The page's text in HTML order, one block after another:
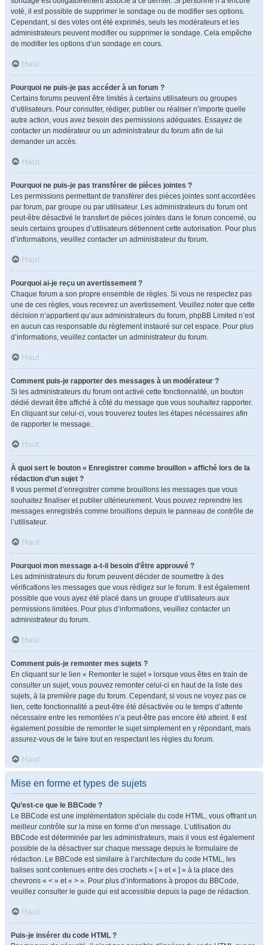
voté, il est possible de supprimer le sondage ou de modifier ses options.
Cependant, si des votes ont été exprimés, seuls les modérateurs et les
administrateurs peuvent modifier ou supprimer le sondage. Cela empêche
de modifier les options d’un sondage en cours.
Haut
Pourquoi ne puis-je pas accéder à un forum ?
Certains forums peuvent être limités à certains utilisateurs ou groupes
d’utilisateurs. Pour consulter, rédiger, publier ou réaliser n’importe quelle
autre action, vous avez besoin des permissions adéquates. Essayez de
contacter un modérateur ou un administrateur du forum afin de lui
demander un accès.
Haut
Pourquoi ne puis-je pas transférer de pièces jointes ?
Les permissions permettant de transférer des pièces jointes sont accordées
par forum, par groupe ou par utilisateur. Les administrateurs du forum ont
peut-être désactivé le transfert de pièces jointes dans le forum concerné, ou
seuls certains groupes d’utilisateurs détiennent cette autorisation. Pour plus
d’informations, veuillez contacter un administrateur du forum.
Haut
Pourquoi ai-je reçu un avertissement ?
Chaque forum a son propre ensemble de règles. Si vous ne respectez pas
une de ces règles, vous recevrez un avertissement. Veuillez noter que cette
décision n’appartient qu’aux administrateurs du forum, phpBB Limited n’est
en aucun cas responsable du règlement instauré sur cet espace. Pour plus
d’informations, veuillez contacter un administrateur du forum.
Haut
Comment puis-je rapporter des messages à un modérateur ?
Si les administrateurs du forum ont activé cette fonctionnalité, un bouton
dédié devrait être affiché à côté du message que vous souhaitez rapporter.
En cliquant sur celui-ci, vous trouverez toutes les étapes nécessaires afin
de rapporter le message.
Haut
À quoi sert le bouton « Enregistrer comme brouillon » affiché lors de la
rédaction d’un sujet ?
Il vous permet d’enregistrer comme brouillons les messages que vous
souhaitez finaliser et publier ultérieurement. Vous pouvez reprendre les
messages enregistrés comme brouillons depuis le panneau de contrôle de
l’utilisateur.
Haut
Pourquoi mon message a-t-il besoin d’être approuvé ?
Les administrateurs du forum peuvent décider de soumettre à des
vérifications les messages que vous rédigez sur le forum. Il est également
possible que vous ayez été placé dans un groupe d’utilisateurs aux
permissions limitées. Pour plus d’informations, veuillez contacter un
administrateur du forum.
Haut
Comment puis-je remonter mes sujets ?
En cliquant sur le lien « Remonter le sujet » lorsque vous êtes en train de
consulter un sujet, vous pouvez remonter celui-ci en haut de la liste des
sujets, à la première page du forum. Cependant, si vous ne voyez pas ce
lien, cette fonctionnalité a peut-être été désactivée ou le temps d’attente
nécessaire entre les remontées n’a peut-être pas encore été atteint. Il est
également possible de remonter le sujet simplement en y répondant, mais
assurez-vous de le faire tout en respectant les règles du forum.
Haut
Mise en forme et types de sujets
Qu’est-ce que le BBCode ?
Le BBCode est une implémentation spéciale du code HTML, vous offrant un
meilleur contrôle sur la mise en forme d’un message. L’utilisation du
BBCode est déterminée par les administrateurs, mais il vous est également
possible de la désactiver sur chaque message depuis le formulaire de
rédaction. Le BBCode est similaire à l’architecture du code HTML, les
balises sont contenues entre des crochets « [ » et « ] » à la place des
chevrons « < » et « > ». Pour plus d’informations à propos du BBCode,
veuillez consulter le guide qui est accessible depuis la page de rédaction.
Haut
Puis-je insérer du code HTML ?